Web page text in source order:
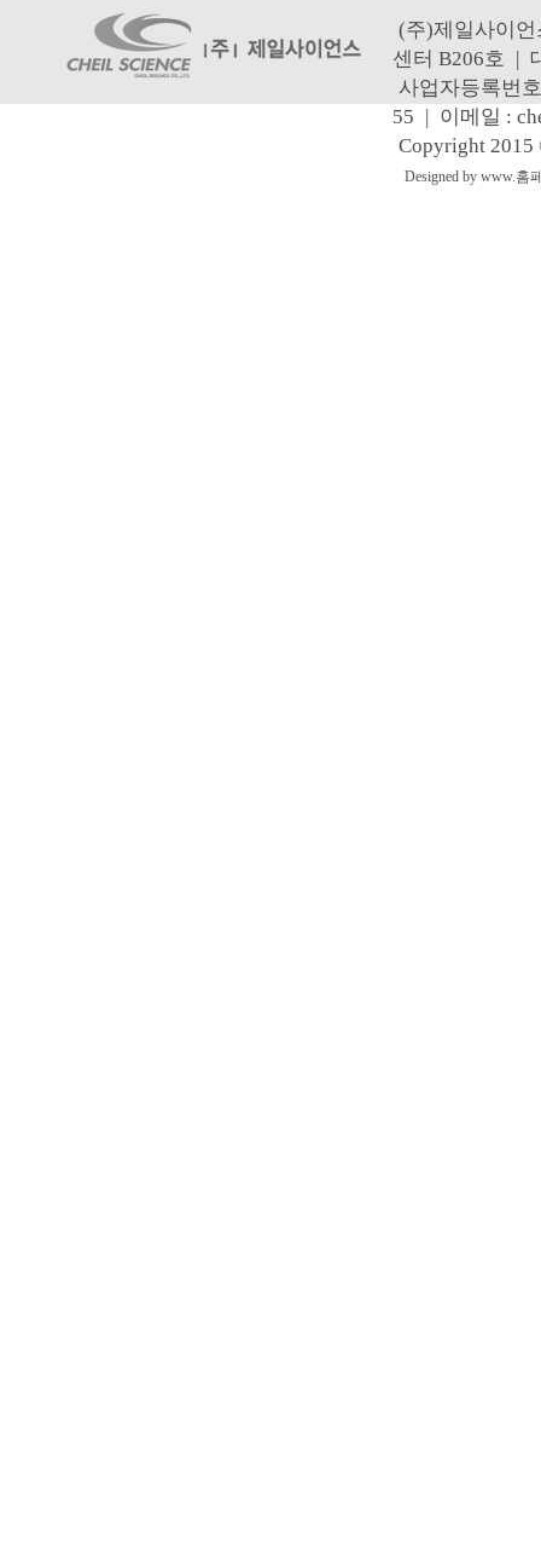
(주)제일사이언
센터 B206호 |
사업자등록번
55 | 이메일 :
Copyright 2015
Designed by www.홈